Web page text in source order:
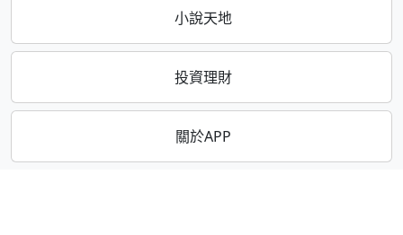
小說天地
投資理財
關於APP